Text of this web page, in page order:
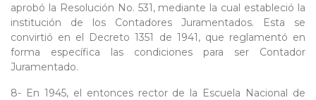
aprobó la Resolución No. 531, mediante la cual estableció la
institución de los Contadores Juramentados. Esta se
convirtió en el Decreto 1351 de 1941, que reglamentó en
forma específica las condiciones para ser Contador
Juramentado.
8- En 1945, el entonces rector de la Escuela Nacional de